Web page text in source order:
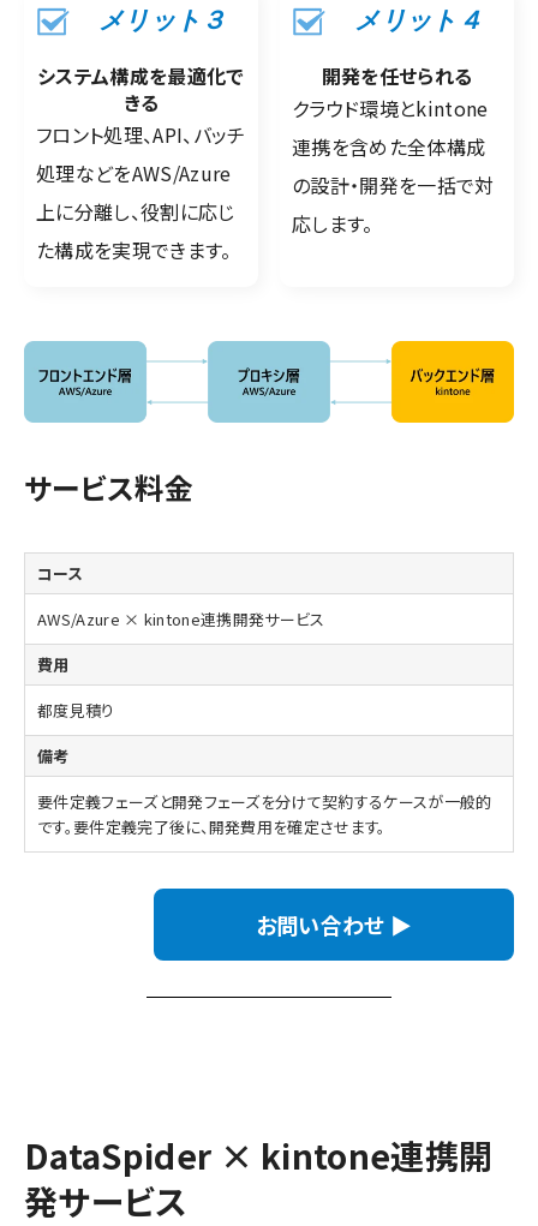
メリット３
システム構成を最適化で
きる
フロント処理、API、バッチ
処理などをAWS/Azure
上に分離し、役割に応じ
た構成を実現できます。
メリット４
開発を任せられる
クラウド環境とkintone
連携を含めた全体構成
の設計・開発を一括で対
応します。
サービス料金
AWS/Azure × kintone連携開発サービス
都度見積り
要件定義フェーズと開発フェーズを分けて契約するケースが一般的
です。要件定義完了後に、開発費用を確定させます。
お問い合わせ ▶
DataSpider × kintone連携開
発サービス